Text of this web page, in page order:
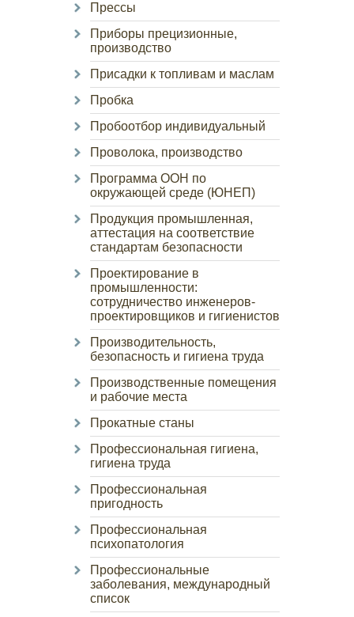
Прессы
Приборы прецизионные,
производство
Присадки к топливам и маслам
Пробка
Пробоотбор индивидуальный
Проволока, производство
Программа ООН по
окружающей среде (ЮНЕП)
Продукция промышленная,
аттестация на соответствие
стандартам безопасности
Проектирование в
промышленности:
сотрудничество инженеров-
проектировщиков и гигиенистов
Производительность,
безопасность и гигиена труда
Производственные помещения
и рабочие места
Прокатные станы
Профессиональная гигиена,
гигиена труда
Профессиональная
пригодность
Профессиональная
психопатология
Профессиональные
заболевания, международный
список